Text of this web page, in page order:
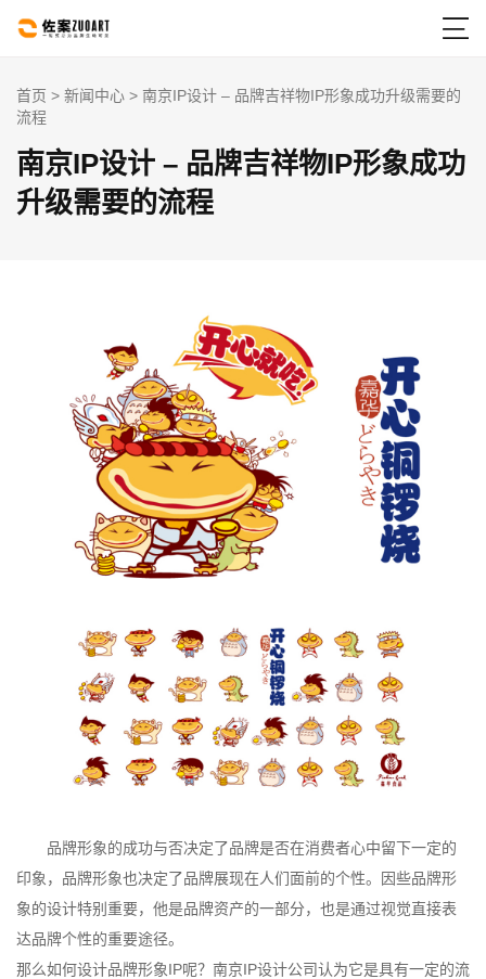

首页 > 新闻中心 > 南京IP设计 – 品牌吉祥物IP形象成功升级需要的
流程
南京IP设计 – 品牌吉祥物IP形象成功
升级需要的流程
品牌形象的成功与否决定了品牌是否在消费者心中留下一定的
印象，品牌形象也决定了品牌展现在人们面前的个性。因些品牌形
象的设计特别重要，他是品牌资产的一部分，也是通过视觉直接表
达品牌个性的重要途径。
那么如何设计品牌形象IP呢？南京IP设计公司认为它是具有一定的流